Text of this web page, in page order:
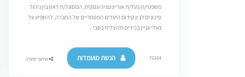
משפטי/ת בעל/ת אוריינטציה עסקית, המסוגל/ת לאזן בין ניהול
סיכונים לבין קידום היעדים המסחריים של החברה, להשפיע על
בעלי עניין בכירים ולהצליח בסבי...
76264 הגשת מועמדות שיתוף משרה